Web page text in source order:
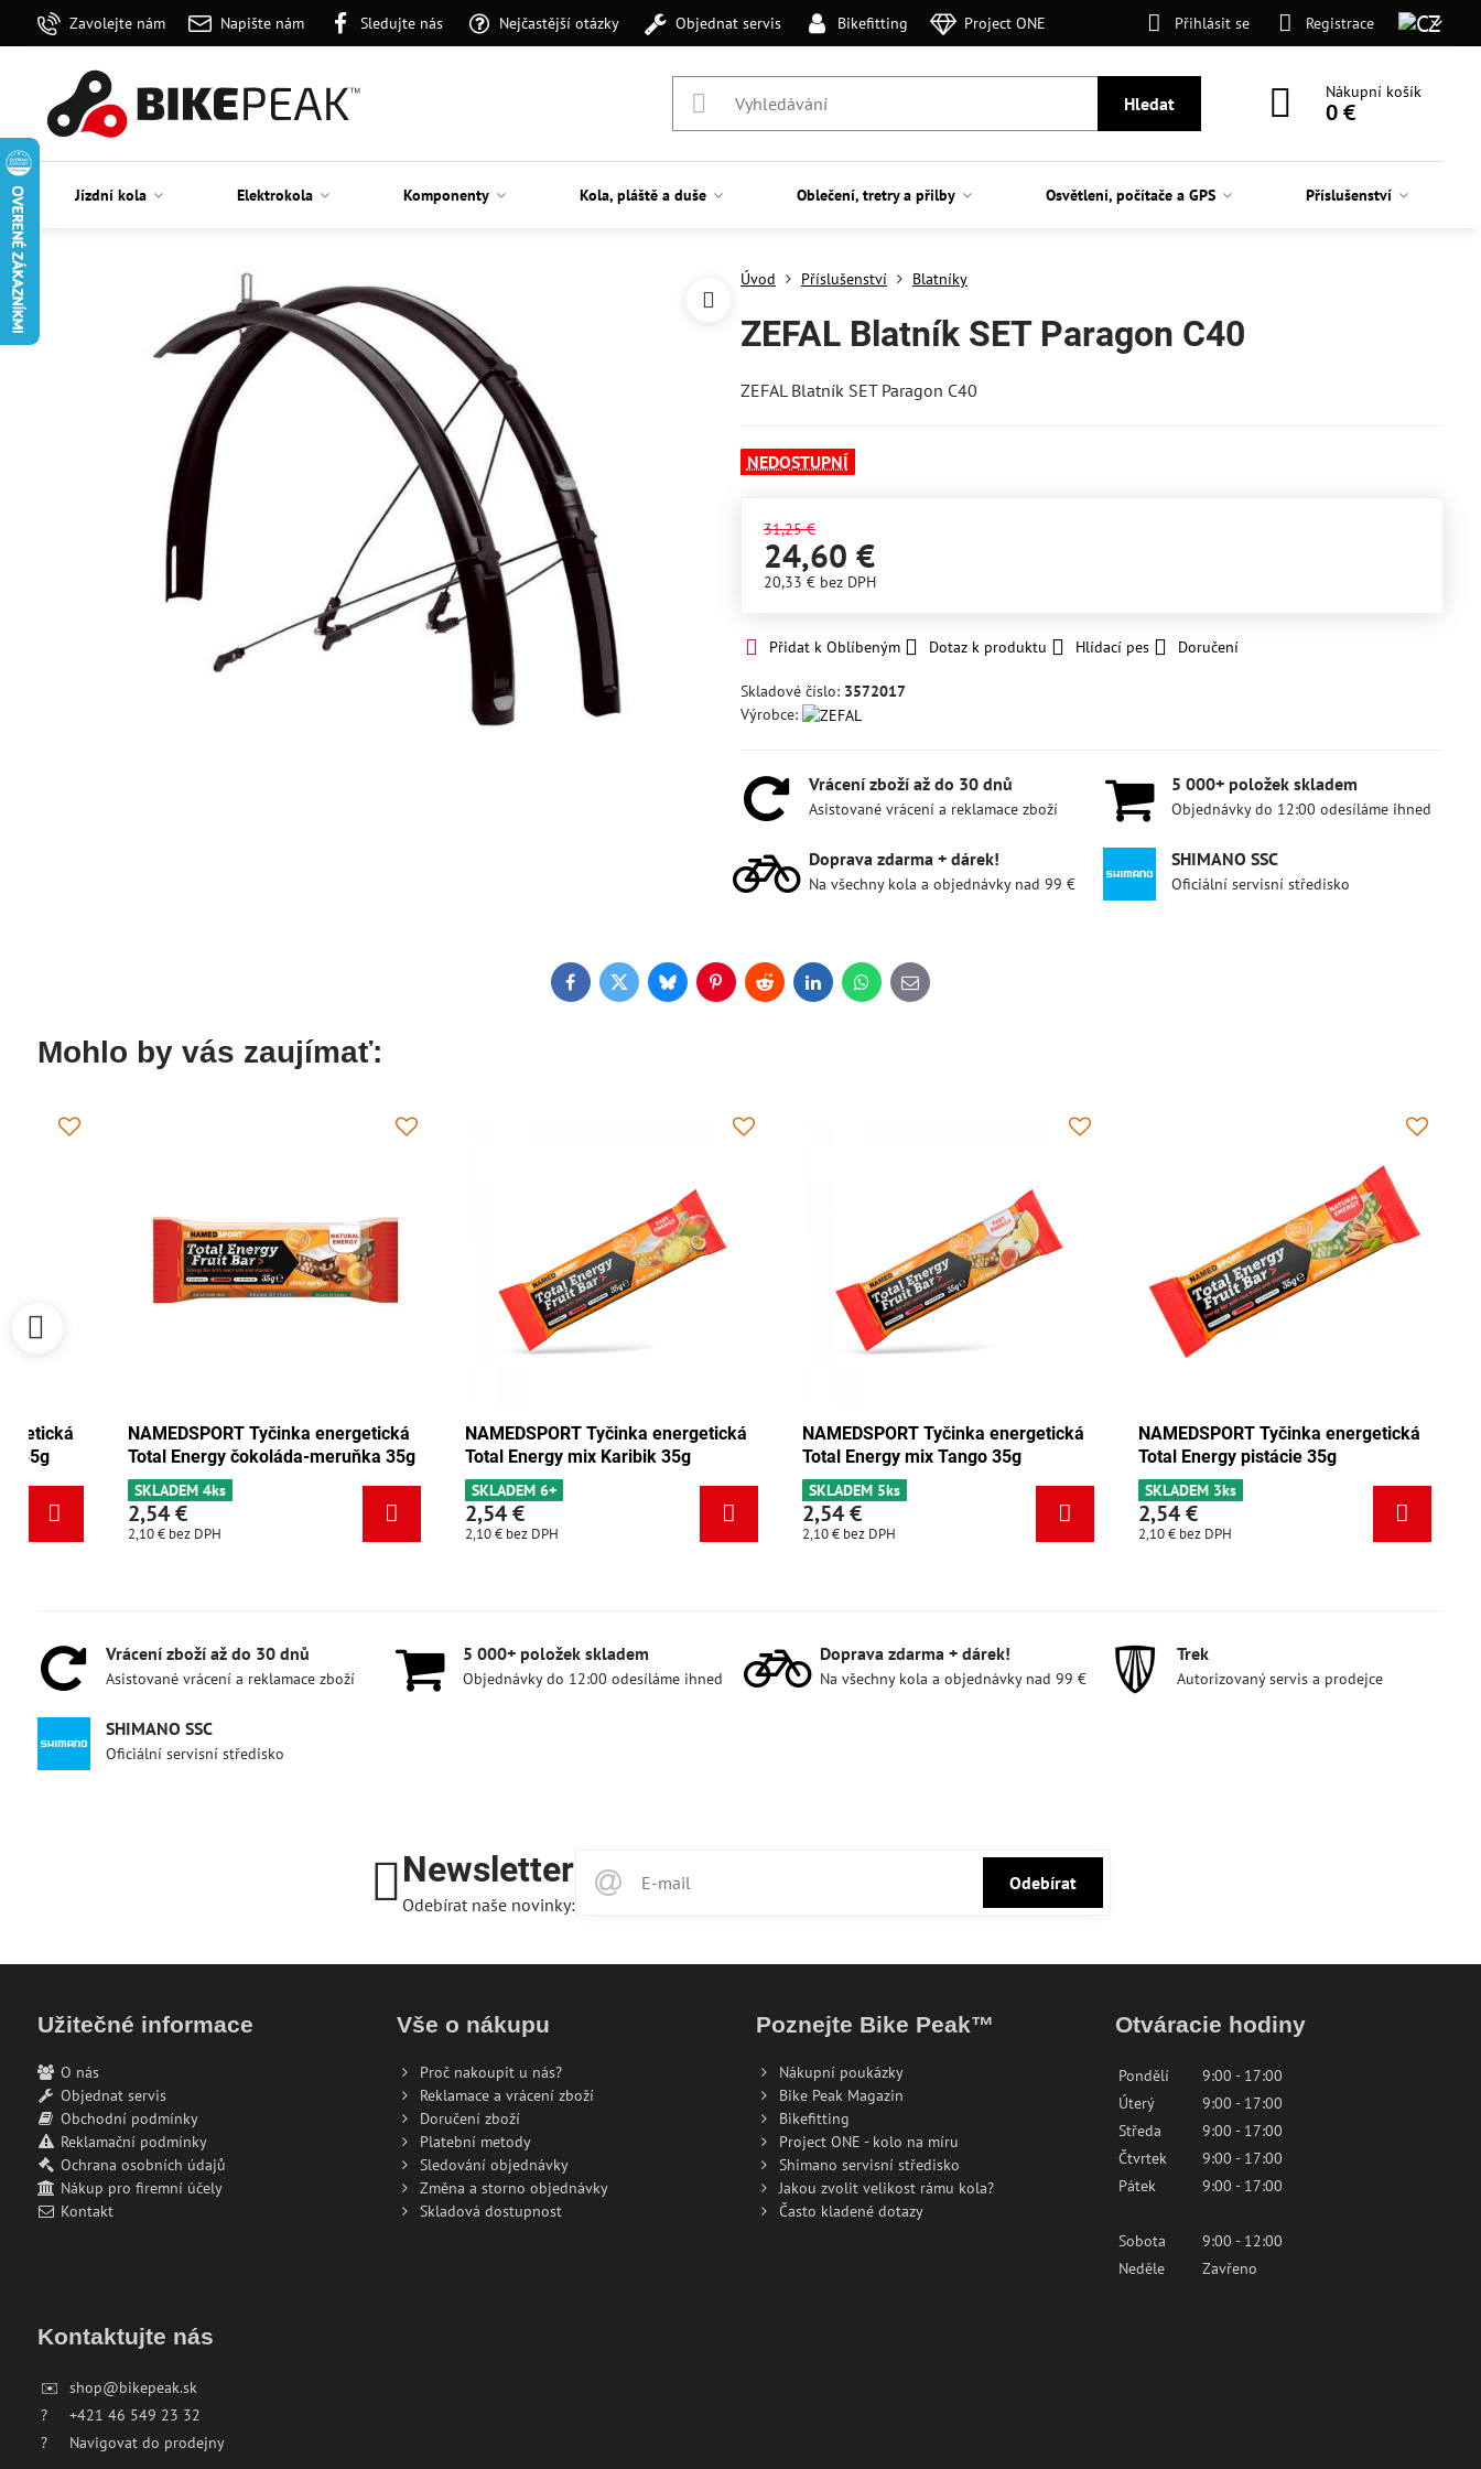
Zavolejte nám Napište nám Sledujte nás Nejčastější otázky Objednat servis Bikefitting Project ONE Přihlásit se Registrace
Hledat
Nákupní košík
0 €
Jízdní kola Elektrokola Komponenty Kola, pláště a duše Oblečení, tretry a přilby Osvětlení, počítače a GPS Příslušenství
Úvod Příslušenství Blatníky
ZEFAL Blatník SET Paragon C40
ZEFAL Blatník SET Paragon C40
NEDOSTUPNÍ
31,25 €
24,60 €
20,33 € bez DPH
Přidat k Oblíbeným Dotaz k produktu Hlídací pes Doručení
Skladové číslo: 3572017
Výrobce:
Vrácení zboží až do 30 dnů
Asistované vrácení a reklamace zboží
5 000+ položek skladem
Objednávky do 12:00 odesíláme ihned
Doprava zdarma + dárek!
Na všechny kola a objednávky nad 99 €
SHIMANO SSC
Oficiální servisní středisko
FacebookTwitterBlueskyPinterestRedditLinkedInWhatsApp
E-
mail
Mohlo by vás zaujímať:
Tyčinka energetická
brusinka-ořech 35g
NAMEDSPORT Tyčinka energetická
Total Energy čokoláda-meruňka 35g
NAMEDSPORT Tyčinka energetická
Total Energy mix Karibik 35g
NAMEDSPORT Tyčinka energetická
Total Energy mix Tango 35g
NAMEDSPORT Tyčinka
Total Energy pistácie 35g
Vrácení zboží až do 30 dnů
Asistované vrácení a reklamace zboží
5 000+ položek skladem
Objednávky do 12:00 odesíláme ihned
Doprava zdarma + dárek!
Na všechny kola a objednávky nad 99 €
Trek
Autorizovaný servis a prodejce
SHIMANO SSC
Oficiální servisní středisko
Newsletter
Odebírat naše novinky:
Odebírat
Užitečné informace
O nás
Objednat servis
Obchodní podmínky
Reklamační podmínky
Ochrana osobních údajů
Nákup pro firemní účely
Kontakt
Vše o nákupu
Proč nakoupit u nás?
Reklamace a vrácení zboží
Doručení zboží
Platební metody
Sledování objednávky
Změna a storno objednávky
Skladová dostupnost
Poznejte Bike Peak™
Nákupní poukázky
Bike Peak Magazin
Bikefitting
Project ONE - kolo na míru
Shimano servisní středisko
Jakou zvolit velikost rámu kola?
Často kladené dotazy
Otváracie hodiny
Pondělí
9:00 - 17:00
Úterý
9:00 - 17:00
Středa
9:00 - 17:00
Čtvrtek
9:00 - 17:00
Pátek
9:00 - 17:00
Sobota
9:00 - 12:00
Neděle
Zavřeno
Kontaktujte nás
✉️
shop@bikepeak.sk
?
+421 46 549 23 32
?
Navigovat do prodejny